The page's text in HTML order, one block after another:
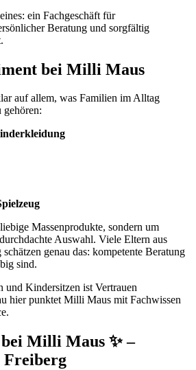
ein Fachgeschäft für
Beratung und sorgfältig
bei Milli Maus
auf allem, was Familien im Alltag
Massenprodukte, sondern um
Auswahl. Viele Eltern aus
genau das: kompetente Beratung
sind.
und Kindersitzen ist Vertrauen
hier punktet Milli Maus mit Fachwissen
Milli Maus ✨ –
Freiberg